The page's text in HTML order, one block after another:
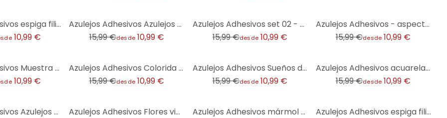
Azulejos Adhesivos espiga filigrana - verde naranja - lote de 12
10,99 €
Azulejos Adhesivos Azulejos escandinavos - lote de 12
15,99 €desde 10,99 €
Azulejos Adhesivos set 02 - set de 12
15,99 €desde 10,99 €
Azulejos Adhesivos - aspecto hormigón 03 - lote de 12
15,99 €desde 10,99 €
Azulejos Adhesivos Muestra de Marruecos - melocotón - lote de 12
10,99 €
Azulejos Adhesivos Colorida variedad de verano - set de 12
15,99 €desde 10,99 €
Azulejos Adhesivos Sueños de Niña en rosa - set de 12
15,99 €desde 10,99 €
Azulejos Adhesivos acuarelables estilo mediterráneo - lote de 12
15,99 €desde 10,99 €
Azulejos Adhesivos Azulejos orientales 03 - set de 12
Azulejos Adhesivos Flores victorianas brillantes - lote de 12
Azulejos Adhesivos mármol - lote de 12
Azulejos Adhesivos espiga filigrana azul-verde - lote de 12